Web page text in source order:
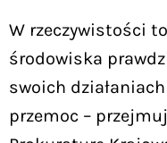
W rzeczywistości
środowiska
swoich
przemoc –